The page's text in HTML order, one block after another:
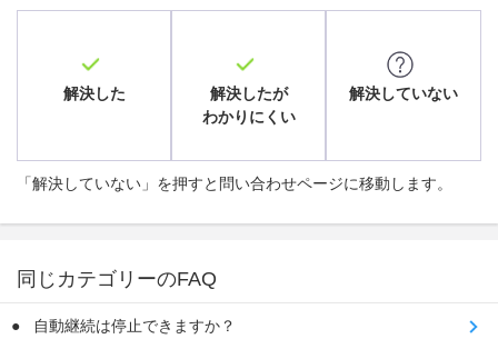
解決した
解決したが
わかりにくい
解決していない
「解決していない」を押すと問い合わせページに移動します。
同じカテゴリーのFAQ
自動継続は停止できますか？